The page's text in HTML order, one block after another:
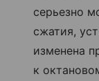
серьезно
сжатия,
изменена
к